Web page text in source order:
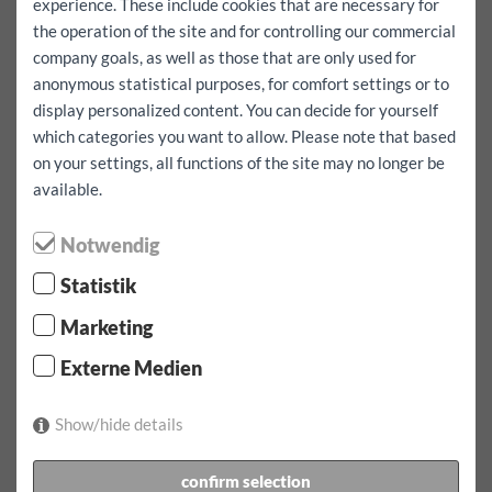
100 km 200 km illimités
Réservation complète incluant le kilométrage gratuit
Oui
Je veux aller à l'étranger Oui
Location: 1 jour(s)
Franchise tous risques:
Location:10.08.2026
11.08.2026
Loyer:215.9EUR
Kilomètres supplémentaires pour ce véhicule EUR 0.60
experience. These include cookies that are necessary for
the operation of the site and for controlling our commercial
company goals, as well as those that are only used for
anonymous statistical purposes, for comfort settings or to
display personalized content. You can decide for yourself
which categories you want to allow. Please note that based
on your settings, all functions of the site may no longer be
available.
Notwendig
Statistik
Marketing
Externe Medien
Show/hide details
confirm selection